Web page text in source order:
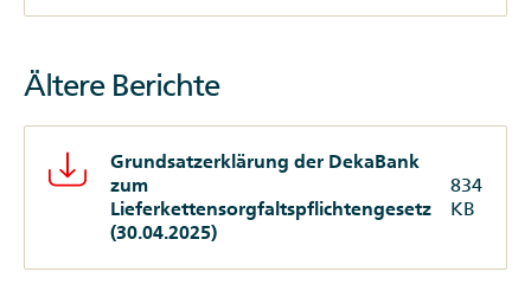
Ältere Berichte
Grundsatzerklärung der DekaBank
zum
Lieferkettensorgfaltspflichtengesetz
(30.04.2025)
834
KB